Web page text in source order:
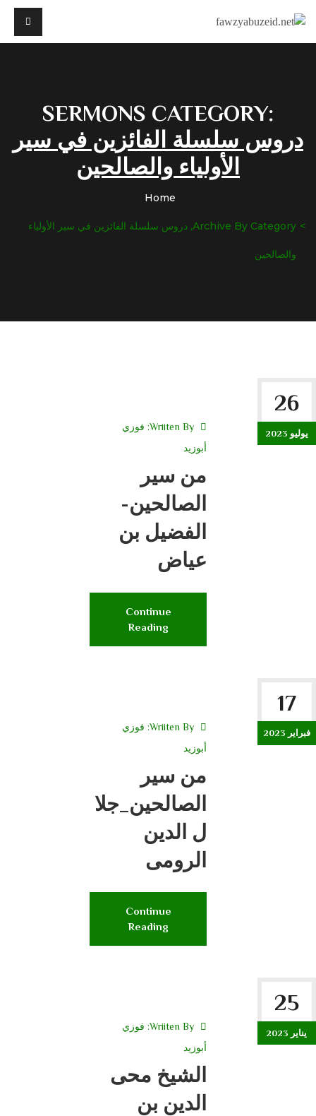
SERMONS CATEGORY:
دروس سلسلة الفائزين في سير
الأولياء والصالحين
Home
Archive By Category, دروس سلسلة الفائزين في سير الأولياء
والصالحين
26
يوليو 2023
Wriiten By: فوزي
أبوزيد
من سير
الصالحين-
الفضيل بن
عياض
Continue
Reading
17
فبراير 2023
Wriiten By: فوزي
أبوزيد
من سير
الصالحين_جلا
ل الدين
الرومى
Continue
Reading
25
يناير 2023
Wriiten By: فوزي
أبوزيد
الشيخ محى
الدين بن